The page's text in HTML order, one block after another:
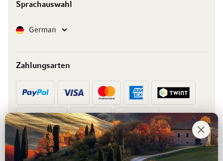
Sprachauswahl
SpracheGerman
Zahlungsarten
Vorkasse Rechnung